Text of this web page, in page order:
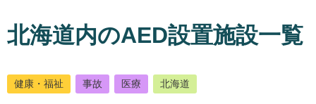
北海道内のAED設置施設一覧
健康・福祉 事故 医療 北海道